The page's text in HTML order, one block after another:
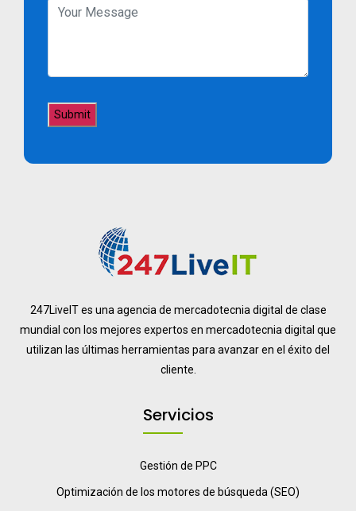
247LiveIT es una agencia de mercadotecnia digital de clase
mundial con los mejores expertos en mercadotecnia digital que
utilizan las últimas herramientas para avanzar en el éxito del
cliente.
Servicios
Gestión de PPC
Optimización de los motores de búsqueda (SEO)